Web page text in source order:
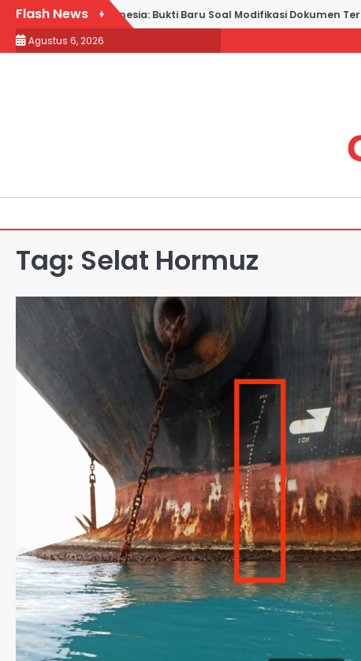
Skip
content
Flash News
Jabar vs Kadin Indonesia: Bukti Baru Soal Modifikasi Dokumen
Agustus 6, 2026
Tag: Selat Hormuz